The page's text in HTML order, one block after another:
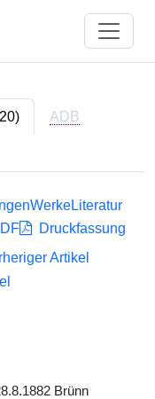
ADB
WerkeLiteratur
Druckfassung
Artikel
Brünn